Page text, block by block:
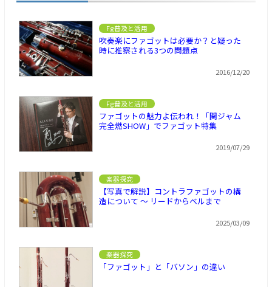
Fg普及と活用
吹奏楽にファゴットは必要か？と疑った
時に推察される3つの問題点
2016/12/20
Fg普及と活用
ファゴットの魅力よ伝われ！「関ジャム
完全燃SHOW」でファゴット特集
2019/07/29
楽器探究
【写真で解説】コントラファゴットの構
造について ～ リードからベルまで
2025/03/09
楽器探究
「ファゴット」と「バソン」の違い